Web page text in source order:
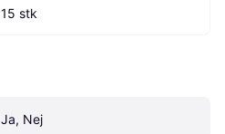
15 stk
Ja, Nej